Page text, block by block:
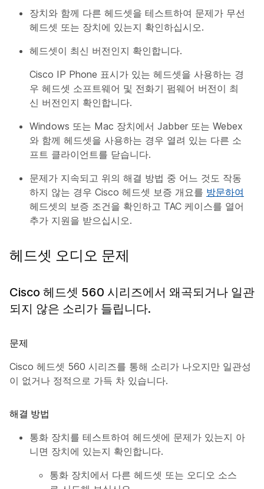
장치와 함께 다른 헤드셋을 테스트하여 문제가 무선
헤드셋 또는 장치에 있는지 확인하십시오.
헤드셋이 최신 버전인지 확인합니다.
Cisco IP Phone 표시가 있는 헤드셋을 사용하는 경
우 헤드셋 소프트웨어 및 전화기 펌웨어 버전이 최
신 버전인지 확인합니다.
Windows 또는 Mac 장치에서 Jabber 또는 Webex
와 함께 헤드셋을 사용하는 경우 열려 있는 다른 소
프트 클라이언트를 닫습니다.
문제가 지속되고 위의 해결 방법 중 어느 것도 작동
하지 않는 경우 Cisco 헤드셋 보증 개요를 방문하여
헤드셋의 보증 조건을 확인하고 TAC 케이스를 열어
추가 지원을 받으십시오.
헤드셋 오디오 문제
Cisco 헤드셋 560 시리즈에서 왜곡되거나 일관
되지 않은 소리가 들립니다.
문제
Cisco 헤드셋 560 시리즈를 통해 소리가 나오지만 일관성
이 없거나 정적으로 가득 차 있습니다.
해결 방법
통화 장치를 테스트하여 헤드셋에 문제가 있는지 아
니면 장치에 있는지 확인합니다.
통화 장치에서 다른 헤드셋 또는 오디오 소스